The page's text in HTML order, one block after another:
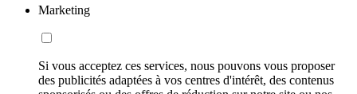
Marketing
Si vous acceptez ces services, nous pouvons vous proposer
des publicités adaptées à vos centres d'intérêt, des contenus